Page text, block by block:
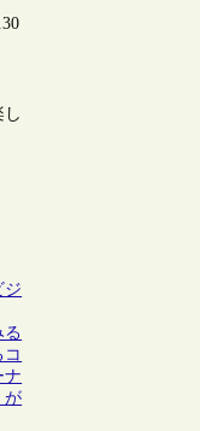
ジ
る
ナ
が